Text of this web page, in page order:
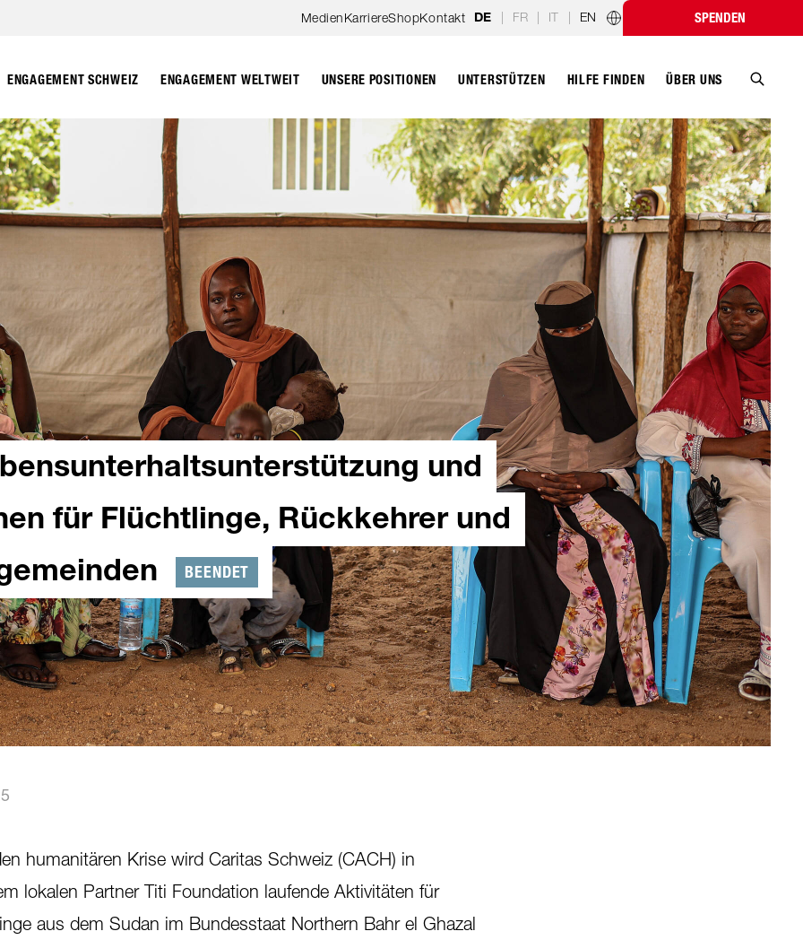
Zum Hauptinhalt springen
MedienKarriereShopKontakt DE | FR | IT | EN
LänderprogrammeSPENDEN
ENGAGEMENT SCHWEIZ ENGAGEMENT WELTWEIT UNSERE POSITIONEN UNTERSTÜTZEN HILFE FINDEN ÜBER UNS
und
für Flüchtlinge, Rückkehrer und
BEENDET
humanitären Krise wird Caritas Schweiz (CACH) in
lokalen Partner Titi Foundation laufende Aktivitäten für
aus dem Sudan im Bundesstaat Northern Bahr el Ghazal